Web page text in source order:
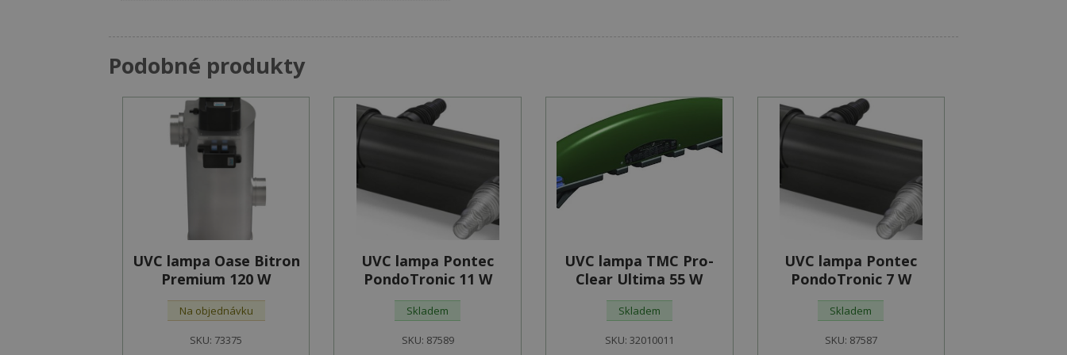
Podobné produkty
UVC lampa Oase Bitron
Premium 120 W
Na objednávku
SKU: 73375
UVC lampa Pontec
PondoTronic 11 W
Skladem
SKU: 87589
UVC lampa TMC Pro-
Clear Ultima 55 W
Skladem
SKU: 32010011
UVC lampa Pontec
PondoTronic 7 W
Skladem
SKU: 87587